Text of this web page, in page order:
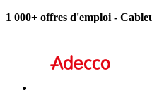
1 000+ offres d'emploi -